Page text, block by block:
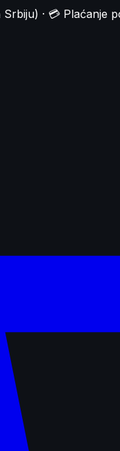
· 💳 Plaćanje